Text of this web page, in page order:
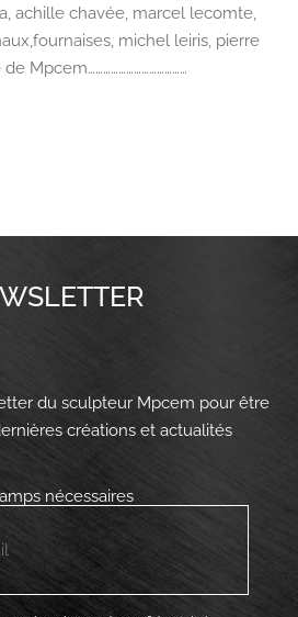
achille chavée, marcel lecomte,
michel leiris, pierre
Mpcem…………………………………
du sculpteur Mpcem pour être
créations et actualités
nécessaires